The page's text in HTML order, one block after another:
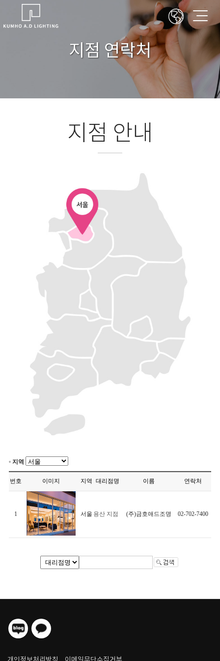
지점 연락처
지점 안내
지역
번호 이미지 지역 대리점명 이름 연락처
1 서울 용산 지점 (주)금호애드조명 02-702-7400